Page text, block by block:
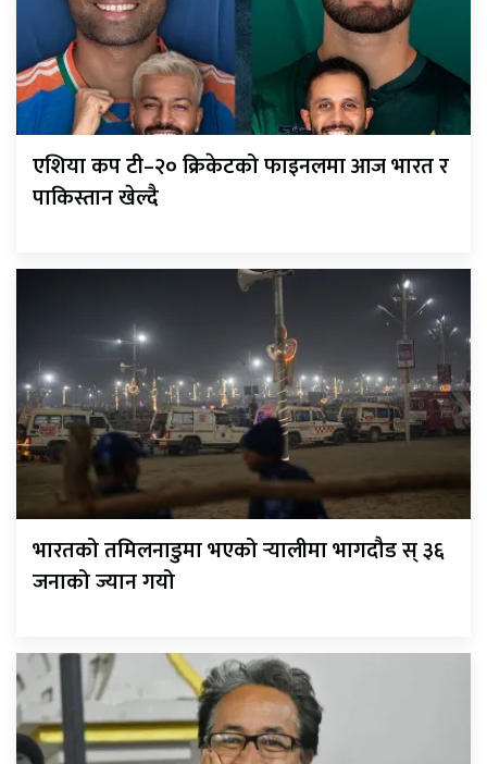
एशिया कप टी–२० क्रिकेटको फाइनलमा आज भारत र
पाकिस्तान खेल्दै
भारतको तमिलनाडुमा भएको र्‍यालीमा भागदौड स् ३६
जनाको ज्यान गयो